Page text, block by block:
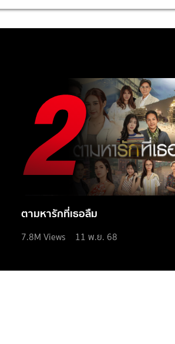
ตามหารักที่เธอลืม
7.8M Views 11 พ.ย. 68